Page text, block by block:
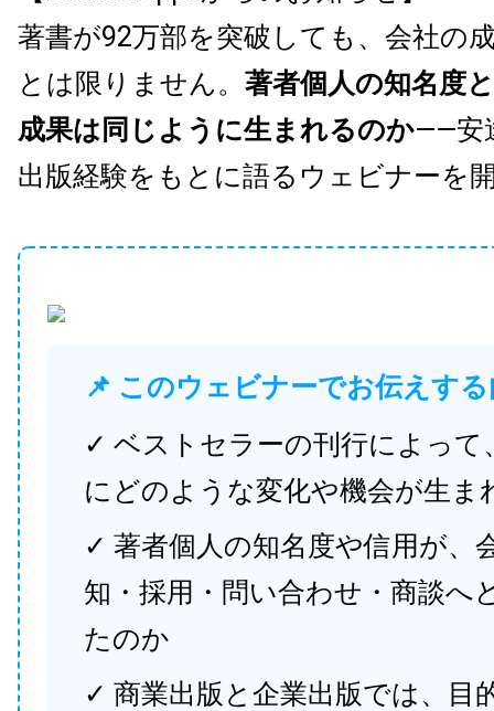
著書が92万部を突破しても、会社の
とは限りません。 著者個人の知名度
成果は同じように生まれるのか——安
出版経験をもとに語るウェビナーを
📌 このウェビナーでお伝えす
✓ ベストセラーの刊行によって
にどのような変化や機会が生ま
✓ 著者個人の知名度や信用が、
知・採用・問い合わせ・商談へ
たのか
✓ 商業出版と企業出版では、目